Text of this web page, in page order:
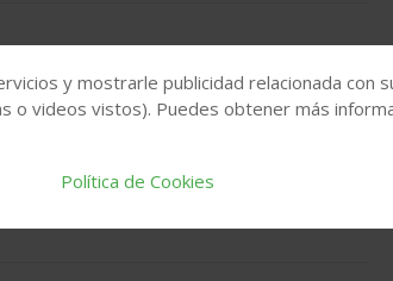
caen por segundo trimestre
y mostrarle publicidad relacionada con
videos vistos). Puedes obtener más
Política de Cookies